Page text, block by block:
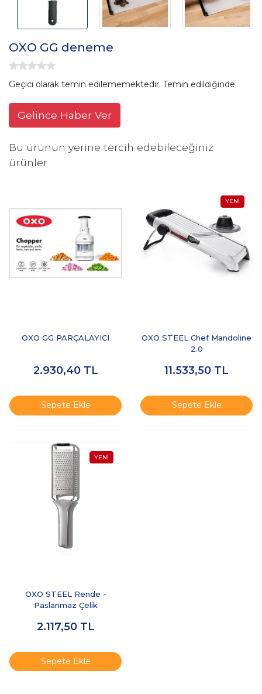
OXO GG deneme
Geçici olarak temin edilememektedir. Temin edildiğinde
Gelince Haber Ver
Bu ürünün yerine tercih edebileceğiniz
ürünler
OXO GG PARÇALAYICI
2.930,40 TL
Sepete Ekle
OXO STEEL Chef Mandoline
2.0
11.533,50 TL
Sepete Ekle
OXO STEEL Rende -
Paslanmaz Çelik
2.117,50 TL
Sepete Ekle